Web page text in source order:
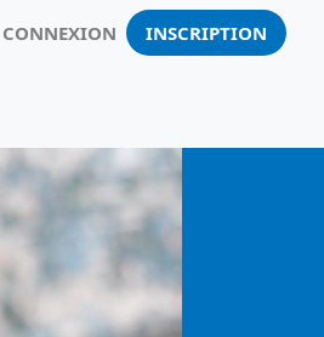
CONNEXION INSCRIPTION